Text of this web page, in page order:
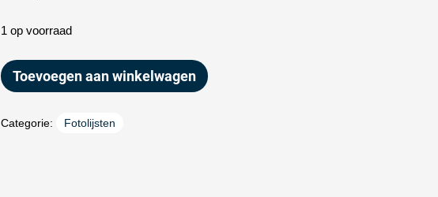
1 op voorraad
Toevoegen aan winkelwagen
Categorie: Fotolijsten